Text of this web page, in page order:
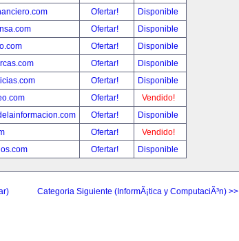
Ofertar!
Disponible
Ofertar!
Disponible
Ofertar!
Disponible
Ofertar!
Disponible
Ofertar!
Disponible
Ofertar!
Vendido!
Ofertar!
Disponible
Ofertar!
Vendido!
Ofertar! Disponible
Categoria Siguiente (InformÃ¡tica y ComputaciÃ³n) >>